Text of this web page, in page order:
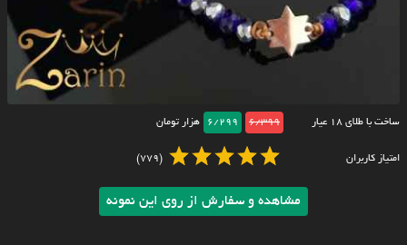
ساخت با طلای ۱۸ عیار 6/399
6/299 هزار تومان
امتیاز کاربران (779)
مشاهده و سفارش از روی این نمونه